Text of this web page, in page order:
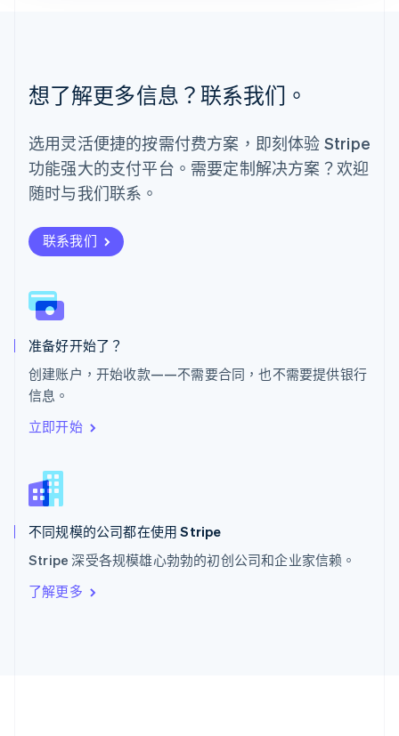
想了解更多信息？联系我们。
选用灵活便捷的按需付费方案，即刻体验 Stripe
功能强大的支付平台。需要定制解决方案？欢迎
随时与我们联系。
联系我们
准备好开始了？
创建账户，开始收款——不需要合同，也不需要提供银行
信息。
立即开始
不同规模的公司都在使用 Stripe
Stripe 深受各规模雄心勃勃的初创公司和企业家信赖。
了解更多
PortuguêsEnglish
日本
瑞典
SvenskaEnglish
瑞士
DeutschFrançais Italiano
English
斯洛伐克
斯洛文尼亚
English
泰国
ไทยEnglish
English
西班牙
Español
新加坡
新西兰
English
匈牙利
English
ItalianoEnglish
印度
English